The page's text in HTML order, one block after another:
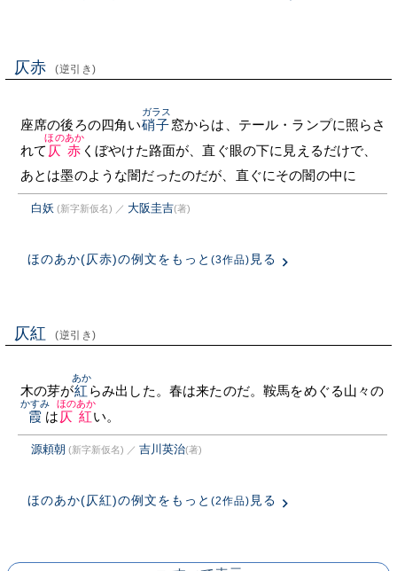
仄赤 (逆引き)
座席の後ろの四角い硝子
ガラス
窓からは、テール・ランプに照らさ
れて 仄赤
ほのあか
くぼやけた路面が、直ぐ眼の下に見えるだけで、
あとは墨のような闇だったのだが、直ぐにその闇の中に
白妖 (新字新仮名) ／ 大阪圭吉(著)
ほのあか(仄赤)の例文をもっと (3作品) 見る
仄紅 (逆引き)
木の芽が紅
あか
らみ出した。春は来たのだ。鞍馬をめぐる山々の
霞
かすみ
は 仄紅
ほのあか
い。
源頼朝 (新字新仮名) ／ 吉川英治(著)
ほのあか(仄紅)の例文をもっと (2作品) 見る